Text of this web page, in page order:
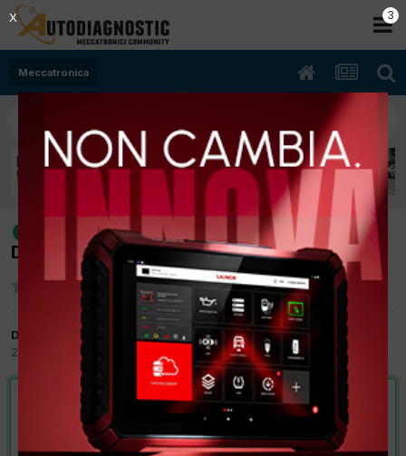
Meccatronica
[307 05/2003 2000cc rhy 66Kw
Diesel] scarsa potenza e borbotta
Da ndonio
21 Marzo 2012
VAI ALLA SOLUZIONE
Risolta da ndonio,26 Marzo 2012
2
X